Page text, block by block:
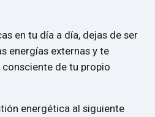
en tu día a día, dejas de ser
energías externas y te
de tu propio
energética al siguiente